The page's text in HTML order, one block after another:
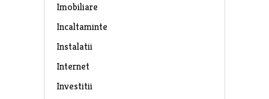
Imobiliare
Incaltaminte
Instalatii
Internet
Investitii